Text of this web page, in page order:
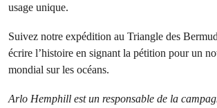
usage unique.
Suivez notre expédition au Triangle des
écrire l’histoire en signant la pétition pour un
mondial sur les océans.
Arlo Hemphill est un responsable de la